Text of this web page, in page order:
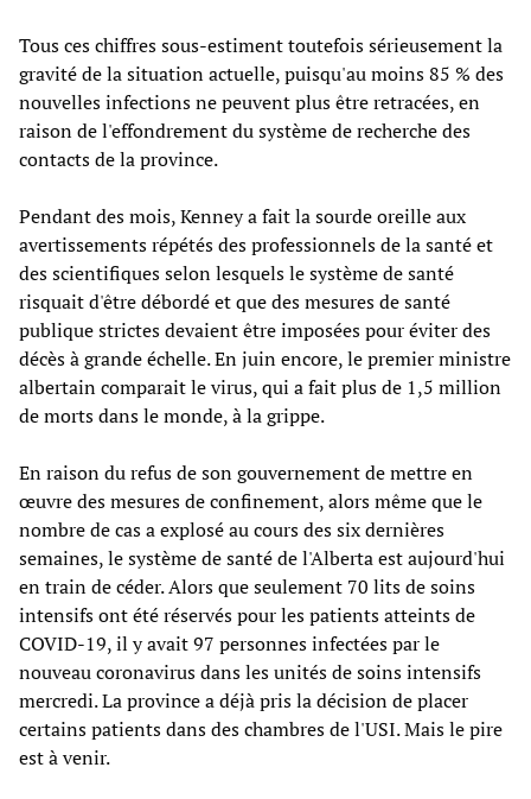
Tous ces chiffres sous-estiment toutefois sérieusement la
gravité de la situation actuelle, puisqu'au moins 85 % des
nouvelles infections ne peuvent plus être retracées, en
raison de l'effondrement du système de recherche des
contacts de la province.
Pendant des mois, Kenney a fait la sourde oreille aux
avertissements répétés des professionnels de la santé et
des scientifiques selon lesquels le système de santé
risquait d'être débordé et que des mesures de santé
publique strictes devaient être imposées pour éviter des
décès à grande échelle. En juin encore, le premier ministre
albertain comparait le virus, qui a fait plus de 1,5 million
de morts dans le monde, à la grippe.
En raison du refus de son gouvernement de mettre en
œuvre des mesures de confinement, alors même que le
nombre de cas a explosé au cours des six dernières
semaines, le système de santé de l'Alberta est aujourd'hui
en train de céder. Alors que seulement 70 lits de soins
intensifs ont été réservés pour les patients atteints de
COVID-19, il y avait 97 personnes infectées par le
nouveau coronavirus dans les unités de soins intensifs
mercredi. La province a déjà pris la décision de placer
certains patients dans des chambres de l'USI. Mais le pire
est à venir.